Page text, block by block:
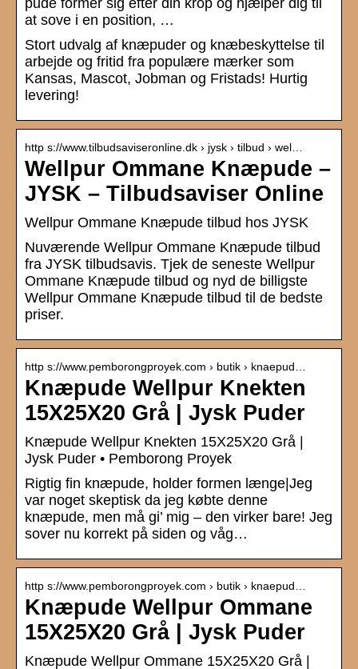
at sove i en position, …
Stort udvalg af knæpuder og knæbeskyttelse til
arbejde og fritid fra populære mærker som
Kansas, Mascot, Jobman og Fristads! Hurtig
levering!
http s://www.tilbudsaviseronline.dk › jysk › tilbud › wel…
Wellpur Ommane Knæpude –
JYSK – Tilbudsaviser Online
Wellpur Ommane Knæpude tilbud hos JYSK
Nuværende Wellpur Ommane Knæpude tilbud
fra JYSK tilbudsavis. Tjek de seneste Wellpur
Ommane Knæpude tilbud og nyd de billigste
Wellpur Ommane Knæpude tilbud til de bedste
priser.
http s://www.pemborongproyek.com › butik › knaepud…
Knæpude Wellpur Knekten
15X25X20 Grå | Jysk Puder
Knæpude Wellpur Knekten 15X25X20 Grå |
Jysk Puder • Pemborong Proyek
Rigtig fin knæpude, holder formen længe|Jeg
var noget skeptisk da jeg købte denne
knæpude, men må gi’ mig – den virker bare! Jeg
sover nu korrekt på siden og våg…
http s://www.pemborongproyek.com › butik › knaepud…
Knæpude Wellpur Ommane
15X25X20 Grå | Jysk Puder
Knæpude Wellpur Ommane 15X25X20 Grå |